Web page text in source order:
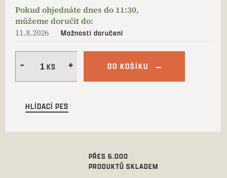
11.8.2026 Možnosti doručení
DO KOŠÍKU
HLÍDACÍ PES
PŘES 6.000
PRODUKTŮ SKLADEM